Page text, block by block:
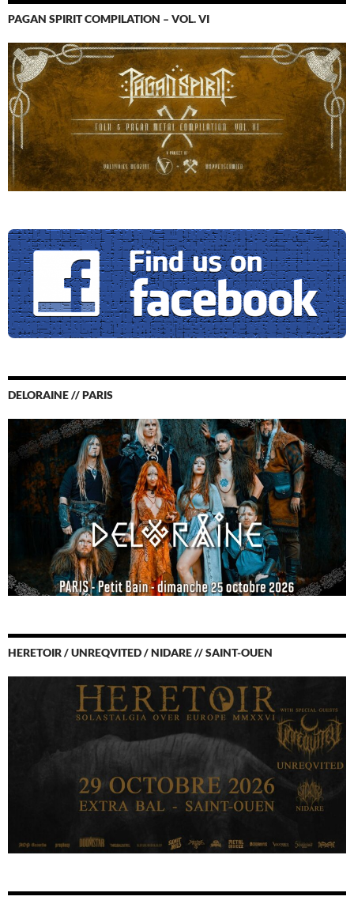
PAGAN SPIRIT COMPILATION – VOL. VI
DELORAINE // PARIS
HERETOIR / UNREQVITED / NIDARE // SAINT-OUEN